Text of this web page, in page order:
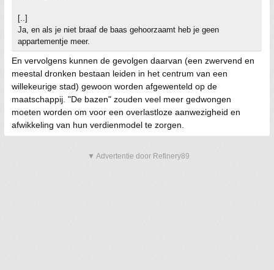
[..]
Ja, en als je niet braaf de baas gehoorzaamt heb je geen
appartementje meer.
En vervolgens kunnen de gevolgen daarvan (een zwervend en
meestal dronken bestaan leiden in het centrum van een
willekeurige stad) gewoon worden afgewenteld op de
maatschappij. "De bazen" zouden veel meer gedwongen
moeten worden om voor een overlastloze aanwezigheid en
afwikkeling van hun verdienmodel te zorgen.
▼ Advertentie door Refinery89